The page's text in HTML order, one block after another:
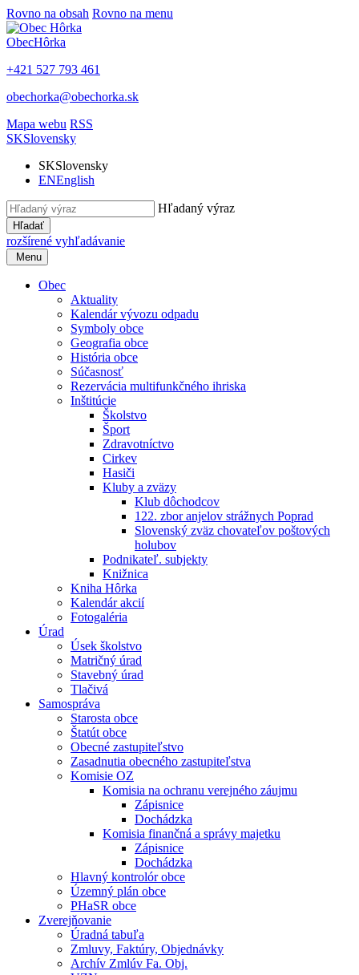
Rovno na obsah Rovno na menu
ObecHôrka
+421 527 793 461
obechorka@obechorka.sk
Mapa webu RSS
SKSlovensky
SKSlovensky
ENEnglish
Hľadaný výraz
Hľadať
rozšírené vyhľadávanie
Menu
Obec
Aktuality
Kalendár vývozu odpadu
Symboly obce
Geografia obce
História obce
Súčasnosť
Rezervácia multifunkčného ihriska
Inštitúcie
Školstvo
Šport
Zdravotníctvo
Cirkev
Hasiči
Kluby a zväzy
Klub dôchodcov
122. zbor anjelov strážnych Poprad
Slovenský zväz chovateľov poštových
holubov
Podnikateľ. subjekty
Knižnica
Kniha Hôrka
Kalendár akcií
Fotogaléria
Úrad
Úsek školstvo
Matričný úrad
Stavebný úrad
Tlačivá
Samospráva
Starosta obce
Štatút obce
Obecné zastupiteľstvo
Zasadnutia obecného zastupiteľstva
Komisie OZ
Komisia na ochranu verejného záujmu
Zápisnice
Dochádzka
Komisia finančná a správy majetku
Zápisnice
Dochádzka
Hlavný kontrolór obce
Územný plán obce
PHaSR obce
Zverejňovanie
Úradná tabuľa
Zmluvy, Faktúry, Objednávky
Archív Zmlúv Fa. Obj.